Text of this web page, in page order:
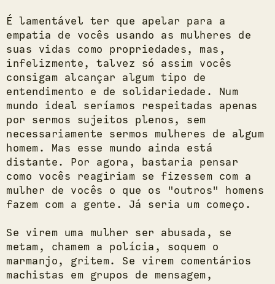
É lamentável ter que apelar para a
empatia de vocês usando as mulheres de
suas vidas como propriedades, mas,
infelizmente, talvez só assim vocês
consigam alcançar algum tipo de
entendimento e de solidariedade. Num
mundo ideal seríamos respeitadas apenas
por sermos sujeitos plenos, sem
necessariamente sermos mulheres de algum
homem. Mas esse mundo ainda está
distante. Por agora, bastaria pensar
como vocês reagiriam se fizessem com a
mulher de vocês o que os "outros" homens
fazem com a gente. Já seria um começo.
Se virem uma mulher ser abusada, se
metam, chamem a polícia, soquem o
marmanjo, gritem. Se virem comentários
machistas em grupos de mensagem,